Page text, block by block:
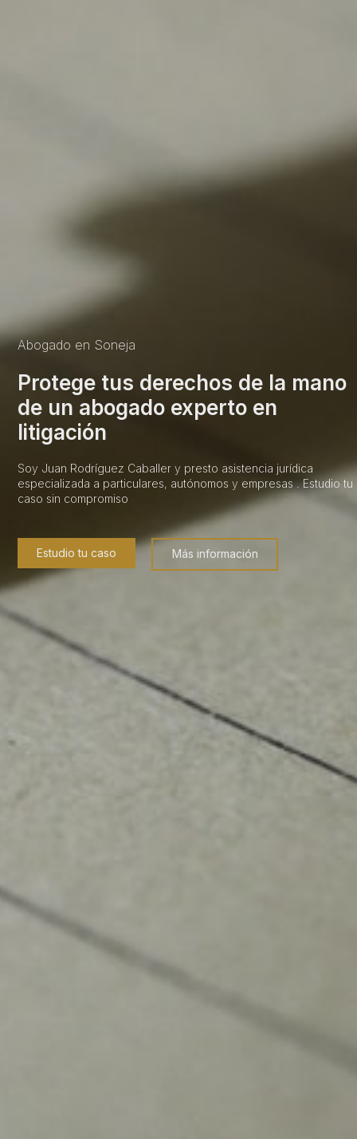
Abogado en Soneja
Protege tus derechos de la mano
de un abogado experto en
litigación
Soy Juan Rodríguez Caballer y presto asistencia jurídica
especializada a particulares, autónomos y empresas . Estudio tu
caso sin compromiso
Estudio tu caso Más información